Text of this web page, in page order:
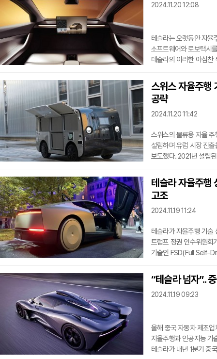
히노, 미쓰비시 후소,
2024.11.20 12:08
테슬라는 오랫동안 자
소프트웨어와 로보택시
테슬라의 이러한 야심찬
따르면, 테슬라의 기업
분석이 나오고 있다는
사업이 기업 가치의
분야에서 의미 있는 성
스위스 자율주행
공략
2024.11.20 11:42
스위스의 물류용 자율
설립하며 유럽 시장 진
보도했다. 2021년 설립
밝혔다.독일은 강력한
갖추고 있어 록소의 자
독일의 중간 마일 물류
것으로 전망되어 엄청난
테슬라 자율주행
고조
2024.11.19 11:24
테슬라가 자율주행 기술
트럼프 정권 인수위원회
기술인 FSD(Full Self-
자율주행차 개발의 가장
규제 기준이 적용되어
이러한 규제를 완화하고
“테슬라 넘자”..
2024.11.19 09:23
올해 중국 자동차 제조
자율주행과 인공지능 기
테슬라가 내년 1분기 중